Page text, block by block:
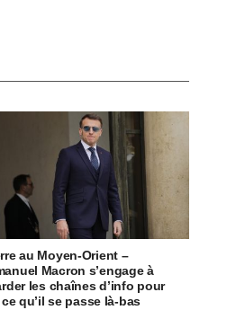
au Moyen-Orient –
Macron s’engage à
les chaînes d’info pour
qu’il se passe là-bas